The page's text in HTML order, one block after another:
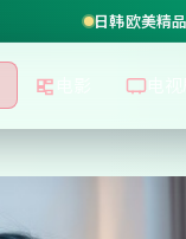
日韩欧美精